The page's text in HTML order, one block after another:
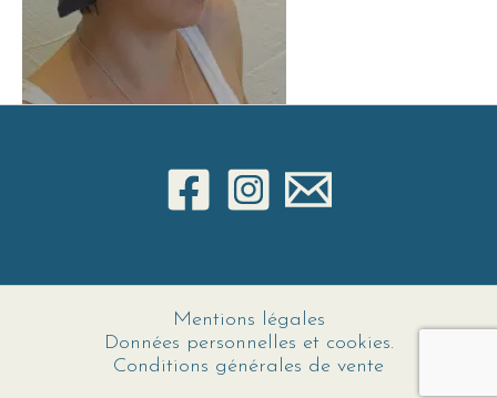
Mentions légales
Données personnelles et cookies.
Conditions générales de vente